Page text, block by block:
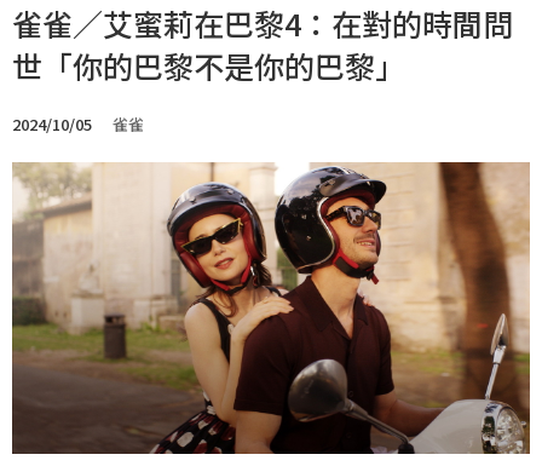
雀雀／艾蜜莉在巴黎4：在對的時間問
世「你的巴黎不是你的巴黎」
2024/10/05 雀雀